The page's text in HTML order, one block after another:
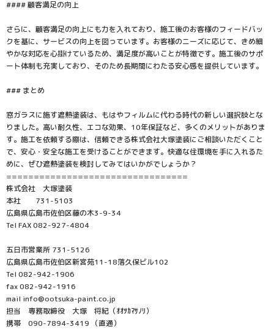
#### 顧客満足の向上
さらに、顧客満足の向上にも力を入れており、施工後のお客様のフィードバッ
クを基に、サービスの向上を図っています。お客様のニーズに応じて、きめ細
やかな対応を心掛けているため、満足度が高いことが特徴です。施工後のサポ
ート体制も充実しており、そのため長期間にわたる安心感を提供しています。
### まとめ
窓ガラスに施す遮熱塗装は、もはやフィルムに代わる時代の新しい選択肢とな
りました。高い耐久性、エコな効果、10年保証など、多くのメリットがありま
す。施工を依頼する際は、信頼できる株式会社大塚塗装にご相談いただくこと
で、安心・安全な施工を受けることができます。快適な住環境を手に入れるた
めに、ぜひ遮熱塗装を検討してみてはいかがでしょうか？
=================================
株式会社 大塚塗装
本社 731-5103
広島県広島市佐伯区藤の木3-9-34
Tel FAX 082-927-4804
五日市営業所 731-5126
広島県広島市佐伯区新宮苑11-18落久保ビル102
Tel 082-942-1906
fax 082-942-1916
mail info@ootsuka-paint.co.jp
担当 専務取締役 大塚 将紀（ｵｵﾂｶﾏｻﾉﾘ）
携帯 090-7894-3419 （直通）